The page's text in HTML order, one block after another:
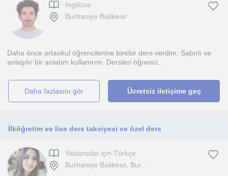
Ingilizce
Burhaniye Balikesir
Daha önce ortaokul öğrencilerine birebir ders verdim. Sabırlı ve
anlaşılır bir anlatım kullanırım. Dersleri öğrenci...
daha fazlasını gör Ücretsiz iletişime geç
İlköğretim ve lise ders takviyesi ve özel ders
Yabancilar için Türkçe
Burhaniye Balikesir, Bur...